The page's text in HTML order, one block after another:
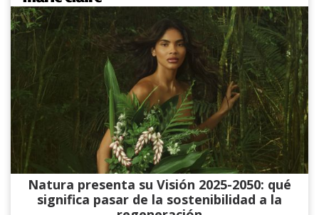
Natura presenta su Visión 2025-2050: qué
significa pasar de la sostenibilidad a la